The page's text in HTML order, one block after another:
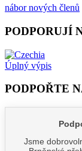
nábor nových členů
PODPORUJÍ
Úplný výpis
PODPOŘTE